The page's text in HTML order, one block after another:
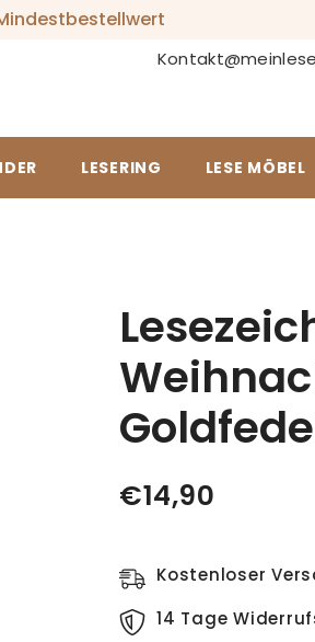
LESERING LESE MÖBEL
€14,90
Kostenloser
14 Tage